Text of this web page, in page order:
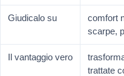
Giudicalo su
comfort
scarpe,
Il vantaggio vero
trattate